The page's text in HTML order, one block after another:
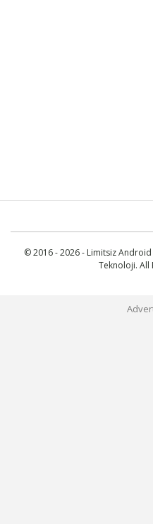
© 2016 - 2026 - Limitsiz
Teknoloji. All